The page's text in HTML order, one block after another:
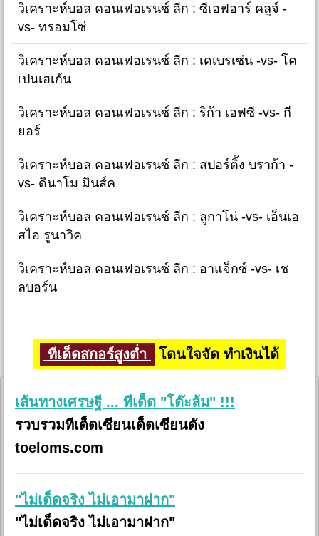
วิเคราะห์บอล คอนเฟอเรนซ์ ลีก : ซีเอฟอาร์ คลูจ์ -
vs- ทรอมโซ่
วิเคราะห์บอล คอนเฟอเรนซ์ ลีก : เดเบรเซ่น -vs- โค
เปนเฮเก้น
วิเคราะห์บอล คอนเฟอเรนซ์ ลีก : ริก้า เอฟซี -vs- กี
ยอร์
วิเคราะห์บอล คอนเฟอเรนซ์ ลีก : สปอร์ติ้ง บราก้า -
vs- ดินาโม มินส์ค
วิเคราะห์บอล คอนเฟอเรนซ์ ลีก : ลูกาโน่ -vs- เอ็นเอ
สไอ รูนาวิค
วิเคราะห์บอล คอนเฟอเรนซ์ ลีก : อาแจ็กซ์ -vs- เช
ลบอร์น
ทีเด็ดสกอร์สูงต่ำ โดนใจจัด ทำเงินได้
เส้นทางเศรษฐี ... ทีเด็ด "โต๊ะล้ม" !!!
รวบรวมทีเด็ดเซียนเด็ดเซียนดัง
toeloms.com
"ไม่เด็ดจริง ไม่เอามาฝาก"
"ไม่เด็ดจริง ไม่เอามาฝาก"